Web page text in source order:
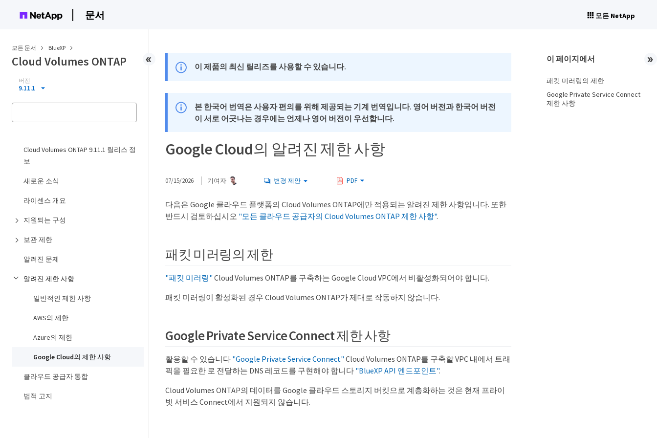
문서 모든 NetApp
모든 문서 BlueXP
Cloud Volumes ONTAP
버전
9.11.1
Cloud Volumes ONTAP 9.11.1 릴리스 정
보
새로운 소식
라이센스 개요
지원되는 구성
보관 제한
알려진 문제
알려진 제한 사항
일반적인 제한 사항
AWS의 제한
Azure의 제한
Google Cloud의 제한 사항
클라우드 공급자 통합
법적 고지
이 제품의 최신 릴리즈를 사용할 수 있습니다.
본 한국어 번역은 사용자 편의를 위해 제공되는 기계 번역입니다. 영어 버전과 한국어 버전
이 서로 어긋나는 경우에는 언제나 영어 버전이 우선합니다.
Google Cloud의 알려진 제한 사항
07/15/2026 기여자 변경 제안 PDF
다음은 Google 클라우드 플랫폼의 Cloud Volumes ONTAP에만 적용되는 알려진 제한 사항입니다. 또한
반드시 검토하십시오 "모든 클라우드 공급자의 Cloud Volumes ONTAP 제한 사항".
패킷 미러링의 제한
"패킷 미러링" Cloud Volumes ONTAP를 구축하는 Google Cloud VPC에서 비활성화되어야 합니다.
패킷 미러링이 활성화된 경우 Cloud Volumes ONTAP가 제대로 작동하지 않습니다.
Google Private Service Connect 제한 사항
활용할 수 있습니다 "Google Private Service Connect" Cloud Volumes ONTAP를 구축할 VPC 내에서 트래
픽을 필요한 로 전달하는 DNS 레코드를 구현해야 합니다 "BlueXP API 엔드포인트".
Cloud Volumes ONTAP의 데이터를 Google 클라우드 스토리지 버킷으로 계층화하는 것은 현재 프라이
빗 서비스 Connect에서 지원되지 않습니다.
이 페이지에서
패킷 미러링의 제한
Google Private Service Connect
제한 사항